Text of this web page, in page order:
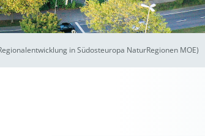
in Südosteuropa NaturRegionen MOE)